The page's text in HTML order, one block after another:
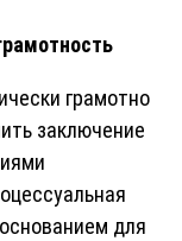
грамотно
заключение
для